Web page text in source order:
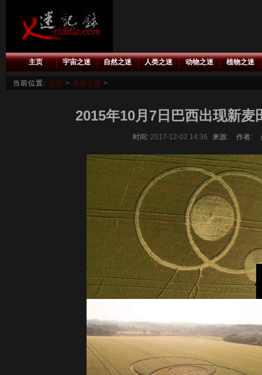
主页 宇宙之迷 自然之迷 人类之迷 动物之迷 植物之迷
当前位置: 主页 > 奇迹之迷 >
2015年10月7日巴西出现新麦
时间: 2017-12-02 14:36 来源: 作者: